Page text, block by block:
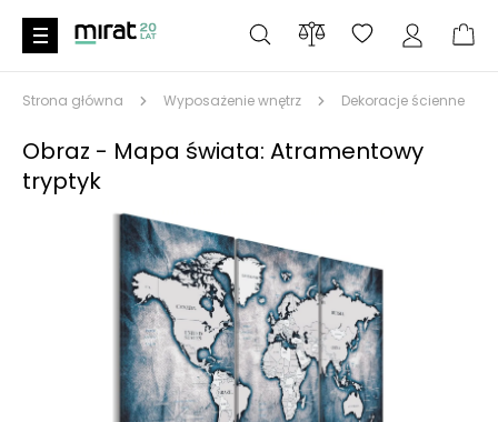
Strona główna Wyposażenie wnętrz Dekoracje ścienne
Obraz - Mapa świata: Atramentowy
tryptyk